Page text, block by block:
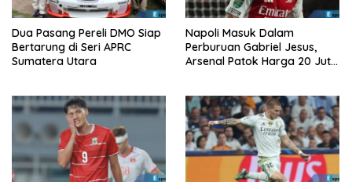
Dua Pasang Pereli DMO Siap
Bertarung di Seri APRC
Sumatera Utara
Napoli Masuk Dalam
Perburuan Gabriel Jesus,
Arsenal Patok Harga 20 Juta